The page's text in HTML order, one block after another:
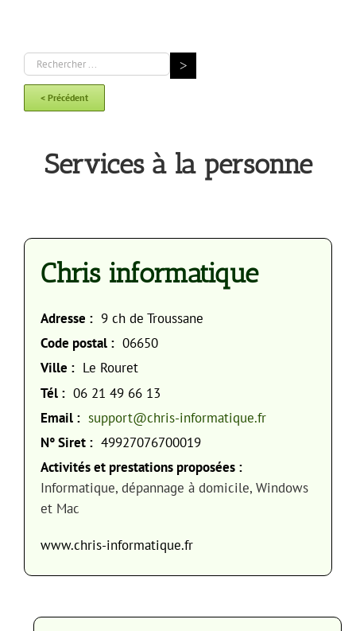
< Précédent
Services à la personne
Chris informatique
Adresse : 9 ch de Troussane
Code postal : 06650
Ville : Le Rouret
Tél : 06 21 49 66 13
Email : support@chris-informatique.fr
N° Siret : 49927076700019
Activités et prestations proposées :
Informatique, dépannage à domicile, Windows
et Mac
www.chris-informatique.fr